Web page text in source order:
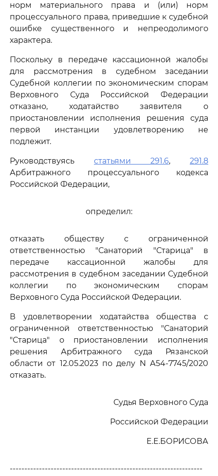
норм материального права и (или) норм
процессуального права, приведшие к судебной
ошибке существенного и непреодолимого
характера.
Поскольку в передаче кассационной жалобы
для рассмотрения в судебном заседании
Судебной коллегии по экономическим спорам
Верховного Суда Российской Федерации
отказано, ходатайство заявителя о
приостановлении исполнения решения суда
первой инстанции удовлетворению не
подлежит.
Руководствуясь статьями 291.6, 291.8
Арбитражного процессуального кодекса
Российской Федерации,
определил:
отказать обществу с ограниченной
ответственностью "Санаторий "Старица" в
передаче кассационной жалобы для
рассмотрения в судебном заседании Судебной
коллегии по экономическим спорам
Верховного Суда Российской Федерации.
В удовлетворении ходатайства общества с
ограниченной ответственностью "Санаторий
"Старица" о приостановлении исполнения
решения Арбитражного суда Рязанской
области от 12.05.2023 по делу N А54-7745/2020
отказать.
Судья Верховного Суда
Российской Федерации
Е.Е.БОРИСОВА
------------------------------------------------------------------